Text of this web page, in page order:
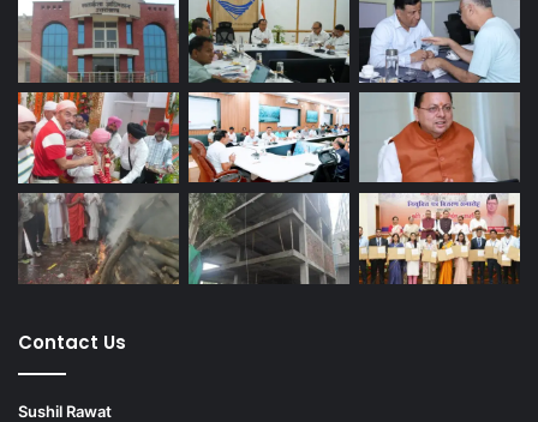
Contact Us
Sushil Rawat